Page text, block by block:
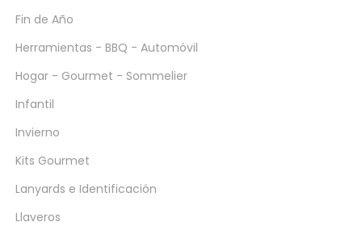
Fin de Año
Herramientas - BBQ - Automóvil
Hogar - Gourmet - Sommelier
Infantil
Invierno
Kits Gourmet
Lanyards e Identificación
Llaveros